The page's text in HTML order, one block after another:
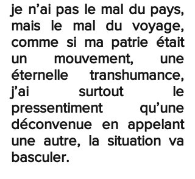
je n’ai pas le mal du pays,
mais le mal du voyage,
comme si ma patrie était
un mouvement, une
éternelle transhumance,
j’ai surtout le
pressentiment qu’une
déconvenue en appelant
une autre, la situation va
basculer.